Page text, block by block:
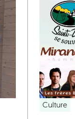
Culture